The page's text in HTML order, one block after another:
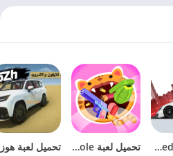
تحميل لعبة need for speed most wanted للاندرويد تحميل لعبة Attack Hole